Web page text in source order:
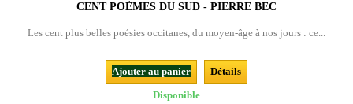
CENT POÈMES DU SUD - PIERRE BEC
Les cent plus belles poésies occitanes, du moyen-âge à nos jours : ce...
Ajouter au panier
Détails
Disponible